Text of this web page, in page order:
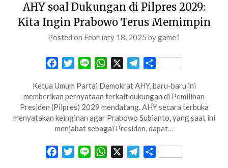
AHY soal Dukungan di Pilpres 2029:
Kita Ingin Prabowo Terus Memimpin
Posted on February 18, 2025 bygame1
FacebookTwitterLine WhatsApp Telegram
Share
Ketua Umum Partai Demokrat AHY, baru-baru ini
memberikan pernyataan terkait dukungan di Pemilihan
Presiden (Pilpres) 2029 mendatang. ​AHY secara terbuka
menyatakan keinginan agar Prabowo Subianto, yang saat ini
menjabat sebagai Presiden, dapat…
FacebookTwitterLine WhatsApp Telegram
Share